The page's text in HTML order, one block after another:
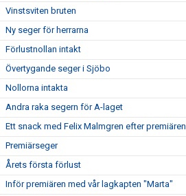
Vinstsviten bruten
Ny seger för herrarna
Förlustnollan intakt
Övertygande seger i Sjöbo
Nollorna intakta
Andra raka segern för A-laget
Ett snack med Felix Malmgren efter premiären
Premiärseger
Årets första förlust
Inför premiären med vår lagkapten "Marta"